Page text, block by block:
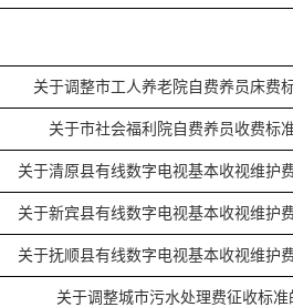
关于调整市工人养老院自费养员床费
关于市社会福利院自费养员收费标
关于清原县有线数字电视基本收视维护
关于新宾县有线数字电视基本收视维护
关于抚顺县有线数字电视基本收视维护
关于调整城市污水处理费征收标准